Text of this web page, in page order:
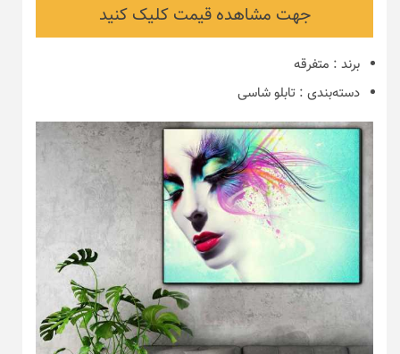
جهت مشاهده قیمت کلیک کنید
برند : متفرقه
دسته‌بندی : تابلو شاسی